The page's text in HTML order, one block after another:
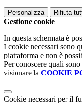
Personalizza Rifiuta
Gestione cookie
In questa schermata è
I cookie necessari sono
piattaforma e non è
Per conoscere quali
visionare la COOKIE
Cookie necessari per il